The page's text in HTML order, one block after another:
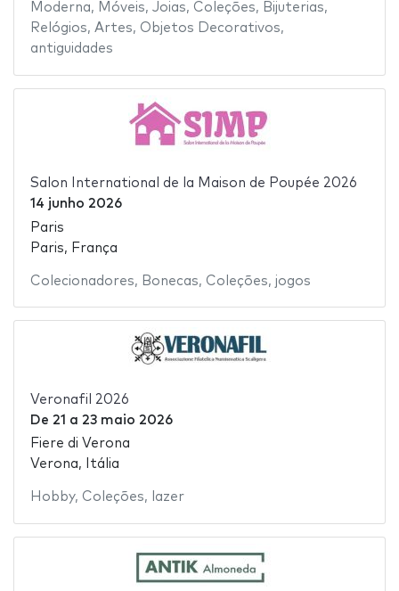
Moderna, Móveis, Joias, Coleções, Bijuterias,
Relógios, Artes, Objetos Decorativos,
antiguidades
Salon International de la Maison de Poupée 2026
14 junho 2026
Paris
Paris, França
Colecionadores, Bonecas, Coleções, jogos
Veronafil 2026
De 21 a 23 maio 2026
Fiere di Verona
Verona, Itália
Hobby, Coleções, lazer